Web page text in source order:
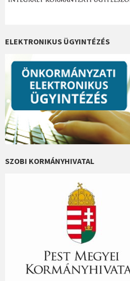
ELEKTRONIKUS ÜGYINTÉZÉS
SZOBI KORMÁNYHIVATAL